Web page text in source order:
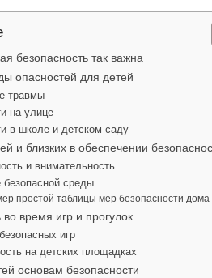
безопасность так важна
опасностей для детей
травмы
на улице
в школе и детском саду
и близких в обеспечении
и внимательность
безопасной среды
простой таблицы мер безопасности дома
во время игр и прогулок
игр
на детских площадках
основам безопасности